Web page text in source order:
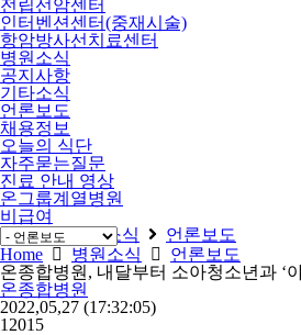
전립선암센터
인터벤션센터(중재시술)
항암방사선치료센터
병원소식
공지사항
기타소식
언론보도
채용정보
오늘의 식단
자주묻는질문
진료 안내 영상
온그룹계열병원
비급여
Home
병원소식
언론보도
Home
병원소식
언론보도
온종합병원, 내달부터 소아청소년과 ‘
온종합병원
2022,05,27 (17:32:05)
12015